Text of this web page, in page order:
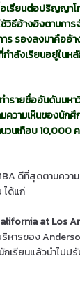
อเรียนต่อปริญญา
วิธีอ้างอิงตามกา
ร รองลงมาคืออ้า
ำลังเรียนอยู่ในห
ำรายชื่ออันดับมห
วามเห็นของนักศึ
วนเกือบ 10,000
ดีที่สุดตามความ
ได้แก่
at Los
หารของ
เรียนแล้วนำไปป